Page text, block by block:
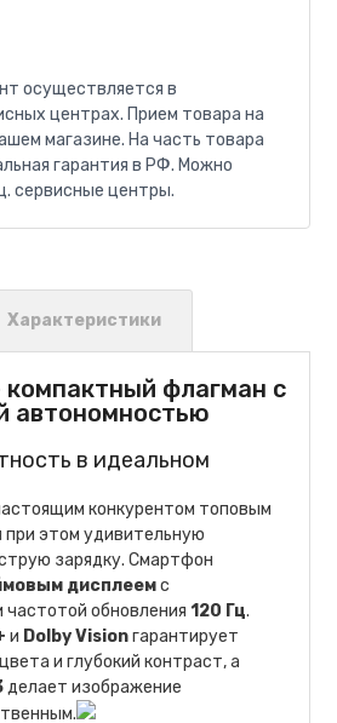
осуществляется в
центрах. Прием товара на
магазине. На часть товара
гарантия в РФ. Можно
сервисные центры.
Характеристики
компактный флагман с
автономностью
в идеальном
конкурентом топовым
при этом удивительную
зарядку. Смартфон
дисплеемс
частотой обновления120 Гц.
и Dolby Visionгарантирует
и глубокий контраст, а
делает изображение